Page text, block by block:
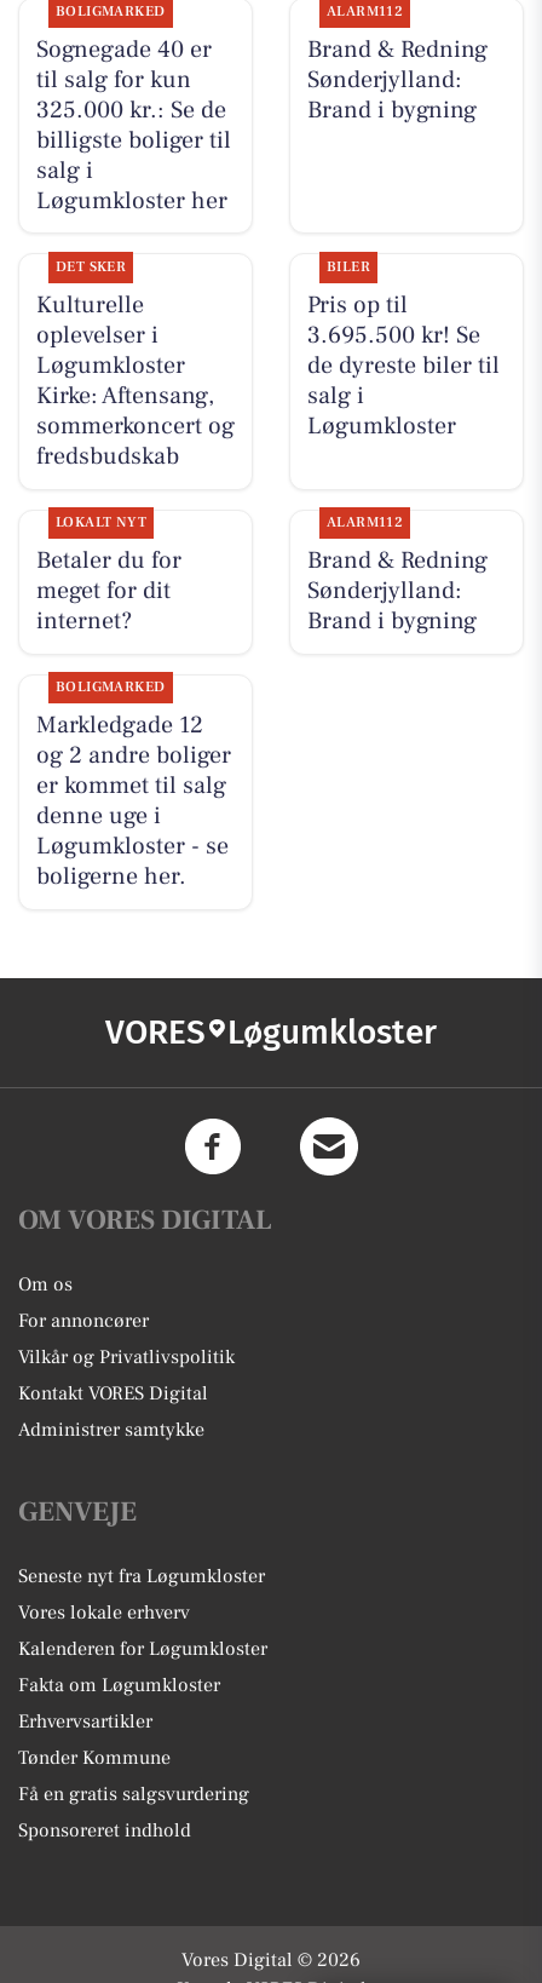
BOLIGMARKED
Sognegade 40 er
til salg for kun
325.000 kr.: Se de
billigste boliger til
salg i
Løgumkloster her
ALARM112
Brand & Redning
Sønderjylland:
Brand i bygning
DET SKER
Kulturelle
oplevelser i
Løgumkloster
Kirke: Aftensang,
sommerkoncert og
fredsbudskab
BILER
Pris op til
3.695.500 kr! Se
de dyreste biler til
salg i
Løgumkloster
LOKALT NYT
Betaler du for
meget for dit
internet?
ALARM112
Brand & Redning
Sønderjylland:
Brand i bygning
BOLIGMARKED
Markledgade 12
og 2 andre boliger
er kommet til salg
denne uge i
Løgumkloster - se
boligerne her.
VORES Løgumkloster
OM VORES DIGITAL
Om os
For annoncører
Vilkår og Privatlivspolitik
Kontakt VORES Digital
Administrer samtykke
GENVEJE
Seneste nyt fra Løgumkloster
Vores lokale erhverv
Kalenderen for Løgumkloster
Fakta om Løgumkloster
Erhvervsartikler
Tønder Kommune
Få en gratis salgsvurdering
Sponsoreret indhold
Vores Digital © 2026